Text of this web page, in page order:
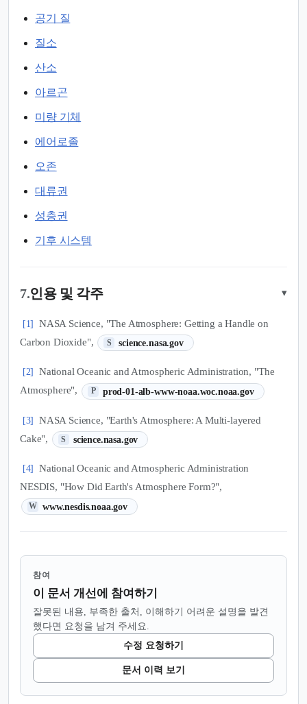
공기 질
질소
산소
아르곤
미량 기체
에어로졸
오존
대류권
성층권
기후 시스템
7.인용 및 각주 ▾
[1] NASA Science, "The Atmosphere: Getting a Handle on
Carbon Dioxide",
S science.nasa.gov
(새 탭에서 열림)
[2] National Oceanic and Atmospheric Administration, "The
Atmosphere",
P prod-01-alb-www-noaa.woc.noaa.gov
(새 탭에서 열림)
[3] NASA Science, "Earth's Atmosphere: A Multi-layered
Cake",
S science.nasa.gov
(새 탭에서 열림)
[4] National Oceanic and Atmospheric Administration
NESDIS, "How Did Earth's Atmosphere Form?",
W www.nesdis.noaa.gov
(새 탭에서 열림)
참여
이 문서 개선에 참여하기
잘못된 내용, 부족한 출처, 이해하기 어려운 설명을 발견
했다면 요청을 남겨 주세요.
수정 요청하기
문서 이력 보기